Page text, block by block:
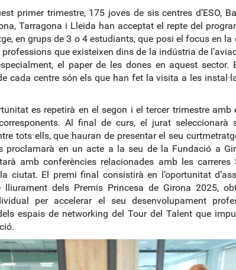
primer trimestre, 175 joves de sis centres d’ESO,
Tarragona i Lleida han acceptat el repte del
en grups de 3 o 4 estudiants, que posi el focus en la
professions que existeixen dins de la indústria de
el paper de les dones en aquest sector.
cada centre són els que han fet la visita a les
es repetirà en el segon i el tercer trimestre amb
Al final de curs, el jurat seleccionarà
tots ells, que hauran de presentar el seu
proclamarà en un acte a la seu de la Fundació a
amb conferències relacionades amb les carreres
ciutat. El premi final consistirà en l’oportunitat
lliurament dels Premis Princesa de Girona 2025,
per accelerar el seu desenvolupament
espais de networking del Tour del Talent que